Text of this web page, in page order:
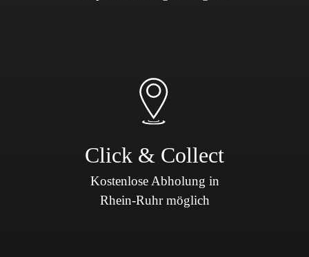
Click & Collect
Kostenlose Abholung in
Rhein-Ruhr möglich